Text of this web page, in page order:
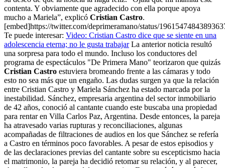
contenta. Y obviamente que agradecido con ella porque apoya
mucho a Mariela”, explicó Cristian Castro.
[embed]https://twitter.com/deprimeramano/status/
Te puede interesar: Video: Cristian Castro dice que se siente en una
adolescencia eterna; no le gusta trabajarLa anterior noticia resultó
una sorpresa para todo el mundo. Incluso los conductores del
programa de espectáculos "De Primera Mano" teorizaron que quizás
Cristian Castro estuviera bromeando frente a las cámaras y todo
esto no sea más que un engaño. Las dudas surgen ya que la relación
entre Cristian Castro y Mariela Sánchez ha estado marcada por la
inestabilidad. Sánchez, empresaria argentina del sector inmobiliario
de 42 años, conoció al cantante cuando este buscaba una propiedad
para rentar en Villa Carlos Paz, Argentina. Desde entonces, la pareja
ha atravesado varias rupturas y reconciliaciones, algunas
acompañadas de filtraciones de audios en los que Sánchez se refería
a Castro en términos poco favorables. A pesar de estos episodios y
de las declaraciones previas del cantante sobre su escepticismo hacia
el matrimonio, la pareja ha decidió retomar su relación, y al parecer,